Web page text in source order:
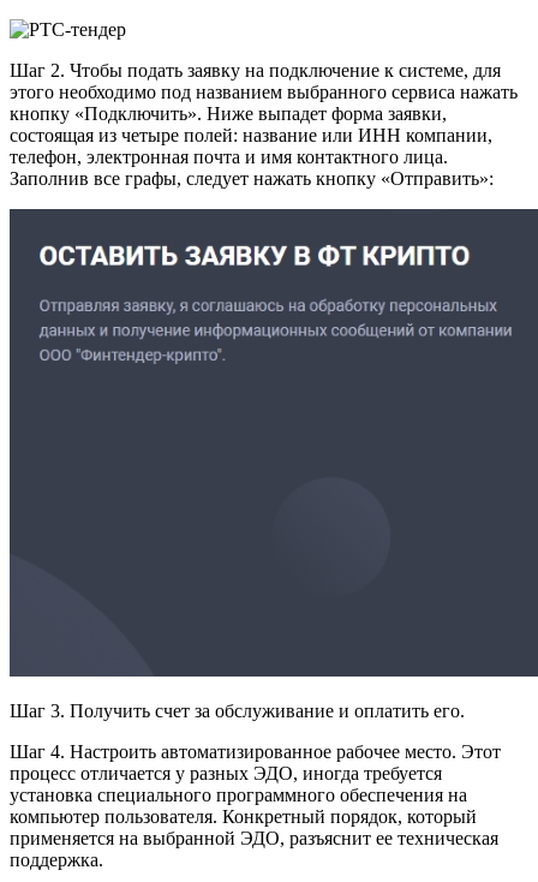
Шаг 2. Чтобы подать заявку на подключение к системе, для
этого необходимо под названием выбранного сервиса нажать
кнопку «Подключить». Ниже выпадет форма заявки,
состоящая из четыре полей: название или ИНН компании,
телефон, электронная почта и имя контактного лица.
Заполнив все графы, следует нажать кнопку «Отправить»:
Шаг 3. Получить счет за обслуживание и оплатить его.
Шаг 4. Настроить автоматизированное рабочее место. Этот
процесс отличается у разных ЭДО, иногда требуется
установка специального программного обеспечения на
компьютер пользователя. Конкретный порядок, который
применяется на выбранной ЭДО, разъяснит ее техническая
поддержка.